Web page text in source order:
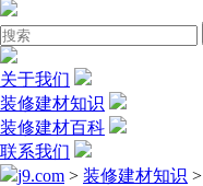
关于我们
装修建材知识
装修建材百科
联系我们
j9.com > 装修建材知识 >